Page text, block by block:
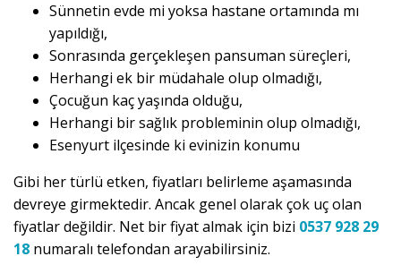
Sünnetin evde mi yoksa hastane ortamında mı
yapıldığı,
Sonrasında gerçekleşen pansuman süreçleri,
Herhangi ek bir müdahale olup olmadığı,
Çocuğun kaç yaşında olduğu,
Herhangi bir sağlık probleminin olup olmadığı,
Esenyurt ilçesinde ki evinizin konumu
Gibi her türlü etken, fiyatları belirleme aşamasında
devreye girmektedir. Ancak genel olarak çok uç olan
fiyatlar değildir. Net bir fiyat almak için bizi 0537 928 29
18 numaralı telefondan arayabilirsiniz.